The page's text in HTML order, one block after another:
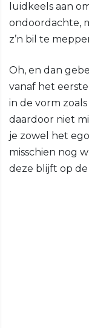
luidkeels aan
ondoordachte,
z’n bil te
Oh, en dan
vanaf het
in de vorm
daardoor niet
je zowel het
misschien nog
deze blijft op